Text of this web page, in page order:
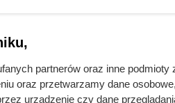
partnerów oraz inne
oraz przetwarzamy dane
urządzenie czy dane